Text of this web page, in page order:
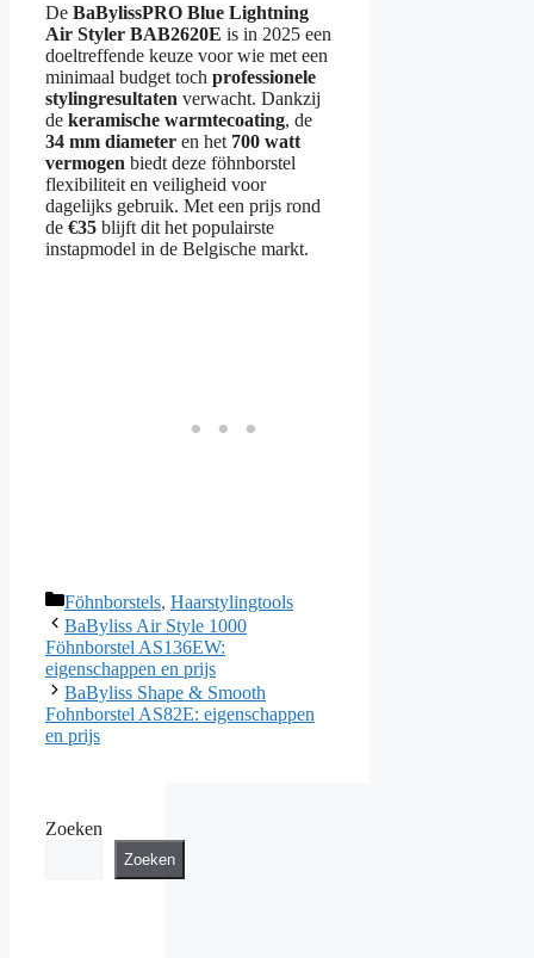
De BaBylissPRO Blue Lightning
Air Styler BAB2620E is in 2025 een
doeltreffende keuze voor wie met een
minimaal budget toch professionele
stylingresultaten verwacht. Dankzij
de keramische warmtecoating, de
34 mm diameter en het 700 watt
vermogen biedt deze föhnborstel
flexibiliteit en veiligheid voor
dagelijks gebruik. Met een prijs rond
de €35 blijft dit het populairste
instapmodel in de Belgische markt.
Categorieën
Föhnborstels, Haarstylingtools
BaByliss Air Style 1000
Föhnborstel AS136EW:
eigenschappen en prijs
BaByliss Shape & Smooth
Fohnborstel AS82E: eigenschappen
en prijs
Zoeken
Zoeken